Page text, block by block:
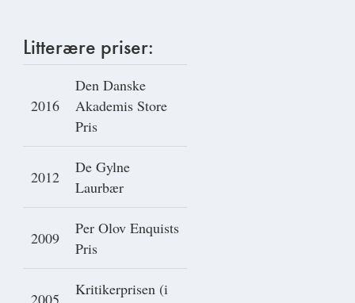
Litterære priser:
2016
Den Danske
Akademis Store
Pris
2012
De Gylne
Laurbær
2009
Per Olov Enquists
Pris
Kritikerprisen (i